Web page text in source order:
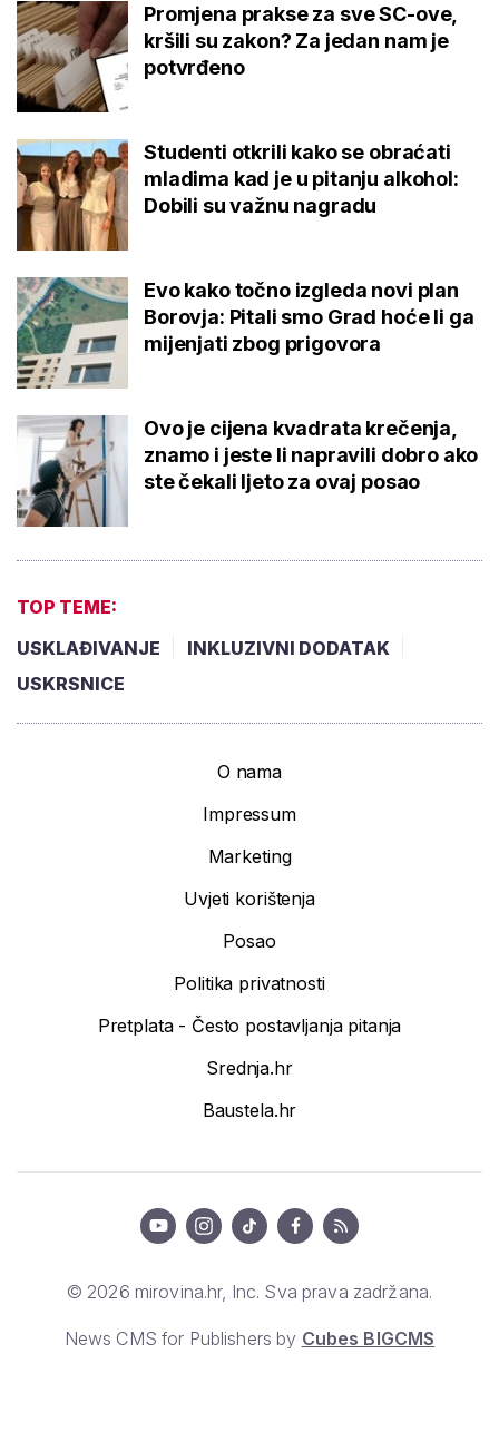
Promjena prakse za sve SC-ove,
kršili su zakon? Za jedan nam je
potvrđeno
Studenti otkrili kako se obraćati
mladima kad je u pitanju alkohol:
Dobili su važnu nagradu
Evo kako točno izgleda novi plan
Borovja: Pitali smo Grad hoće li ga
mijenjati zbog prigovora
Ovo je cijena kvadrata krečenja,
znamo i jeste li napravili dobro ako
ste čekali ljeto za ovaj posao
TOP TEME:
USKLAĐIVANJE
INKLUZIVNI DODATAK
USKRSNICE
O nama
Impressum
Marketing
Uvjeti korištenja
Posao
Politika privatnosti
Pretplata - Često postavljanja pitanja
Srednja.hr
Baustela.hr
© 2026 mirovina.hr, Inc. Sva prava zadržana.
News CMS for Publishers by Cubes BIGCMS